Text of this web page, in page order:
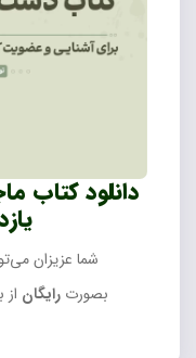
دانلود کتاب
شما عزیزان
بصورت رایگان